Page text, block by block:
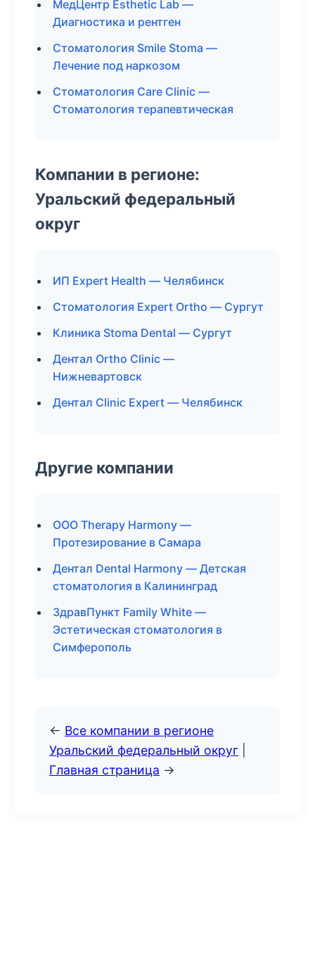
МедЦентр Esthetic Lab —
Диагностика и рентген
Стоматология Smile Stoma —
Лечение под наркозом
Стоматология Care Clinic —
Стоматология терапевтическая
Компании в регионе:
Уральский федеральный
округ
ИП Expert Health — Челябинск
Стоматология Expert Ortho — Сургут
Клиника Stoma Dental — Сургут
Дентал Ortho Clinic —
Нижневартовск
Дентал Clinic Expert — Челябинск
Другие компании
ООО Therapy Harmony —
Протезирование в Самара
Дентал Dental Harmony — Детская
стоматология в Калининград
ЗдравПункт Family White —
Эстетическая стоматология в
Симферополь
← Все компании в регионе
Уральский федеральный округ
Главная страница →